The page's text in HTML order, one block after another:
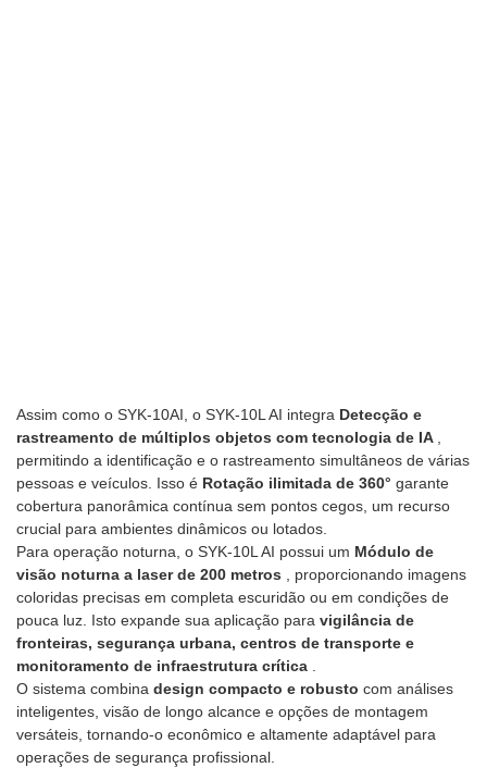
Assim como o SYK-10AI, o SYK-10L AI integra Detecção e
rastreamento de múltiplos objetos com tecnologia de IA ,
permitindo a identificação e o rastreamento simultâneos de várias
pessoas e veículos. Isso é Rotação ilimitada de 360° garante
cobertura panorâmica contínua sem pontos cegos, um recurso
crucial para ambientes dinâmicos ou lotados.
Para operação noturna, o SYK-10L AI possui um Módulo de
visão noturna a laser de 200 metros , proporcionando imagens
coloridas precisas em completa escuridão ou em condições de
pouca luz. Isto expande sua aplicação para vigilância de
fronteiras, segurança urbana, centros de transporte e
monitoramento de infraestrutura crítica .
O sistema combina design compacto e robusto com análises
inteligentes, visão de longo alcance e opções de montagem
versáteis, tornando-o econômico e altamente adaptável para
operações de segurança profissional.